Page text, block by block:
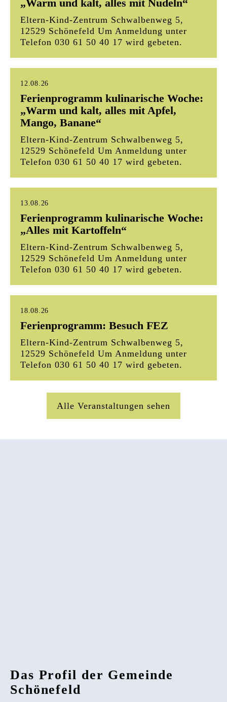
eingebauten elektrischen Funktionen
Damit die gespendeten Textilien verwertbar
bleiben, sollten sie am besten in verschlossenen
Plastiktüten in die Sammelbehälter gegeben
werden. Die Gemeinde appelliert an alle,
verantwortungsbewusst mit den Sammelstellen
umzugehen. Wer die obigen Hinweise beachtet,
trägt dazu bei, die sinnvolle Wiederverwertung
von Kleidung weiterhin zu ermöglichen.
„Warm und kalt, alles mit Nudeln“
Eltern-Kind-Zentrum Schwalbenweg 5,
12529 Schönefeld Um Anmeldung unter
Telefon 030 61 50 40 17 wird gebeten.
12.08.26
Ferienprogramm kulinarische Woche:
„Warm und kalt, alles mit Apfel,
Mango, Banane“
Eltern-Kind-Zentrum Schwalbenweg 5,
12529 Schönefeld Um Anmeldung unter
Telefon 030 61 50 40 17 wird gebeten.
13.08.26
Ferienprogramm kulinarische Woche:
„Alles mit Kartoffeln“
Eltern-Kind-Zentrum Schwalbenweg 5,
12529 Schönefeld Um Anmeldung unter
Telefon 030 61 50 40 17 wird gebeten.
18.08.26
Ferienprogramm: Besuch FEZ
Eltern-Kind-Zentrum Schwalbenweg 5,
12529 Schönefeld Um Anmeldung unter
Telefon 030 61 50 40 17 wird gebeten.
Alle Veranstaltungen sehen
Das Profil der Gemeinde
Schönefeld